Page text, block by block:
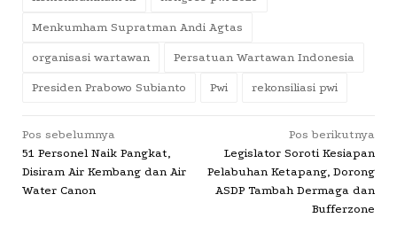
Menkumham Supratman Andi Agtas
organisasi wartawan Persatuan Wartawan Indonesia
Presiden Prabowo Subianto Pwi rekonsiliasi pwi
Navigasi
pos
Pos sebelumnya
51 Personel Naik Pangkat,
Disiram Air Kembang dan Air
Water Canon
Pos berikutnya
Legislator Soroti Kesiapan
Pelabuhan Ketapang, Dorong
ASDP Tambah Dermaga dan
Bufferzone